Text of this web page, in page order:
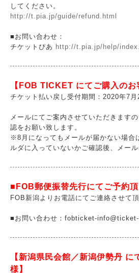
してください。
http://t.pia.jp/guide/refund.html
■お問い合わせ：
チケットぴあ http://t.pia.jp/help/
【FOB TICKET にてご購入のお
チケット払い戻し受付期間：2020年7
メールにてご案内させていただきます
認をお願い致します。
※8月になってもメールが届かない場合
ルダに入っていないかご確認後、メー
■FOB郵便振替先行にてご予約
FOB新潟よりお電話にてご連絡させて頂
■お問い合わせ：fobticket-
【新潟県民会館／新潟伊勢丹 に
様】